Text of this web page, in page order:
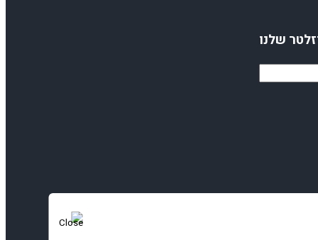
שלנו